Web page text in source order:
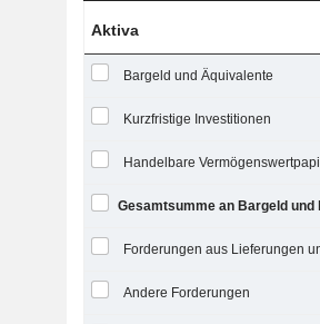
Aktiva
Bargeld und Äquivalente
Kurzfristige Investitionen
Andere Forderungen